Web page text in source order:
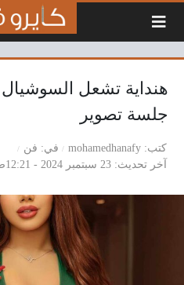
هنداية تشعل
جلسة تصوير
كتب mohamedhanafy في
فن
آخر تحديث 23 سبتمبر 2024 - 12:21ص